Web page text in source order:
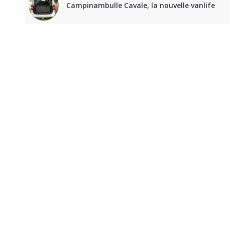
Campinambulle Cavale, la nouvelle vanlife